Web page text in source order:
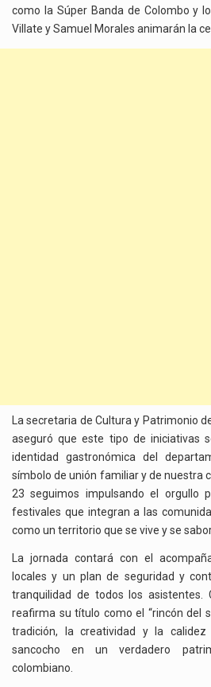
como la Súper Banda de Colombo y
Villate y Samuel Morales animarán la
La secretaria de Cultura y Patrimonio
aseguró que este tipo de iniciativas
identidad gastronómica del
símbolo de unión familiar y de nuestra
23 seguimos impulsando el orgullo
festivales que integran a las
como un territorio que se vive y se
La jornada contará con el
locales y un plan de seguridad y
tranquilidad de todos los asistentes.
reafirma su título como el “rincón del
tradición, la creatividad y la
sancocho en un verdadero
colombiano.